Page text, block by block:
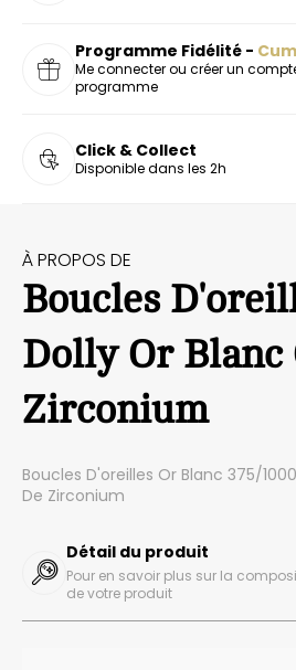
Programme Fidélité -
Me connecter ou créer un
programme
Click & Collect
Disponible dans les 2h
À PROPOS DE
Boucles
Dolly Or Blanc
Zirconium
Boucles D'oreilles Or Blanc 375/
De Zirconium
Détail du produit
Pour en savoir plus sur la
de votre produit